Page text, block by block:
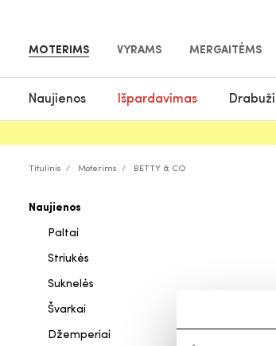
MOTERIMS VYRAMS MERGAITĖMS
Naujienos Išpardavimas
Titulinis Moterims BETTY & CO
Naujienos
Paltai
Striukės
Suknelės
Švarkai
Džemperiai